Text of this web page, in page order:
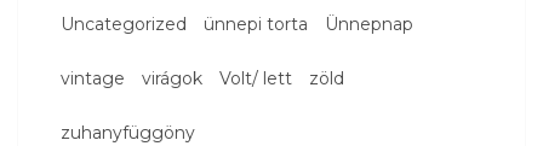
Uncategorized ünnepi torta Ünnepnap
vintage virágok Volt/ lett zöld
zuhanyfüggöny